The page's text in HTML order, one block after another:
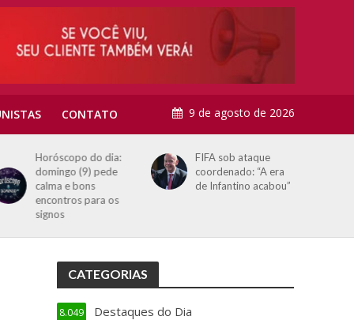
CONTATO 9 de agosto de 2026
Horóscopo do dia:
domingo (9) pede
calma e bons
encontros para os
signos
FIFA sob ataque
coordenado: “A era
de Infantino acabou”
CATEGORIAS
Destaques do Dia
8.049